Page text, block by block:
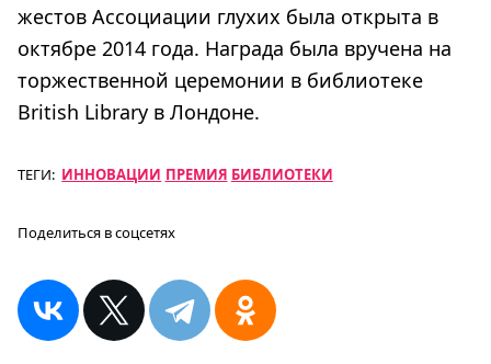
жестов Ассоциации глухих была открыта в
октябре 2014 года. Награда была вручена на
торжественной церемонии в библиотеке
British Library в Лондоне.
ТЕГИ: ИННОВАЦИИ ПРЕМИЯ БИБЛИОТЕКИ
Поделиться в соцсетях